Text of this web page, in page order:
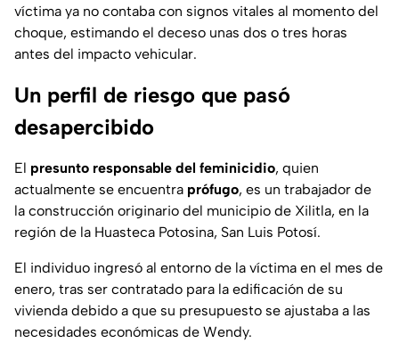
víctima ya no contaba con signos vitales al momento del
choque, estimando el deceso unas dos o tres horas
antes del impacto vehicular.
Un perfil de riesgo que pasó
desapercibido
El presunto responsable del feminicidio, quien
actualmente se encuentra prófugo, es un trabajador de
la construcción originario del municipio de Xilitla, en la
región de la Huasteca Potosina, San Luis Potosí.
El individuo ingresó al entorno de la víctima en el mes de
enero, tras ser contratado para la edificación de su
vivienda debido a que su presupuesto se ajustaba a las
necesidades económicas de Wendy.